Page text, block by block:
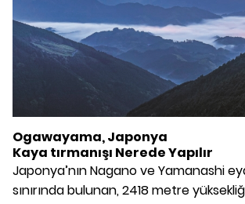
Ogawayama, Japonya
Kaya tırmanışı Nerede Yapılır
Japonya’nın Nagano ve Yamanashi
sınırında bulunan, 2418 metre